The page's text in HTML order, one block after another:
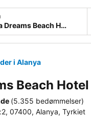
i Alanya
Beach Hotel
(5.355 bedømmelser)
07400, Alanya, Tyrkiet